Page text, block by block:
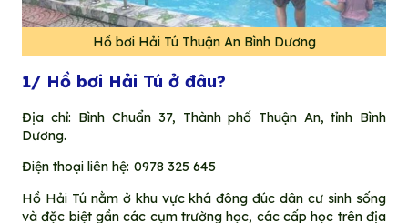
Hồ bơi Hải Tú Thuận An Bình Dương
1/ Hồ bơi Hải Tú ở đâu?
Địa chỉ: Bình Chuẩn 37, Thành phố Thuận An, tỉnh Bình
Dương.
Điện thoại liên hệ: 0978 325 645
Hồ Hải Tú nằm ở khu vực khá đông đúc dân cư sinh sống
và đặc biệt gần các cụm trường học, các cấp học trên địa